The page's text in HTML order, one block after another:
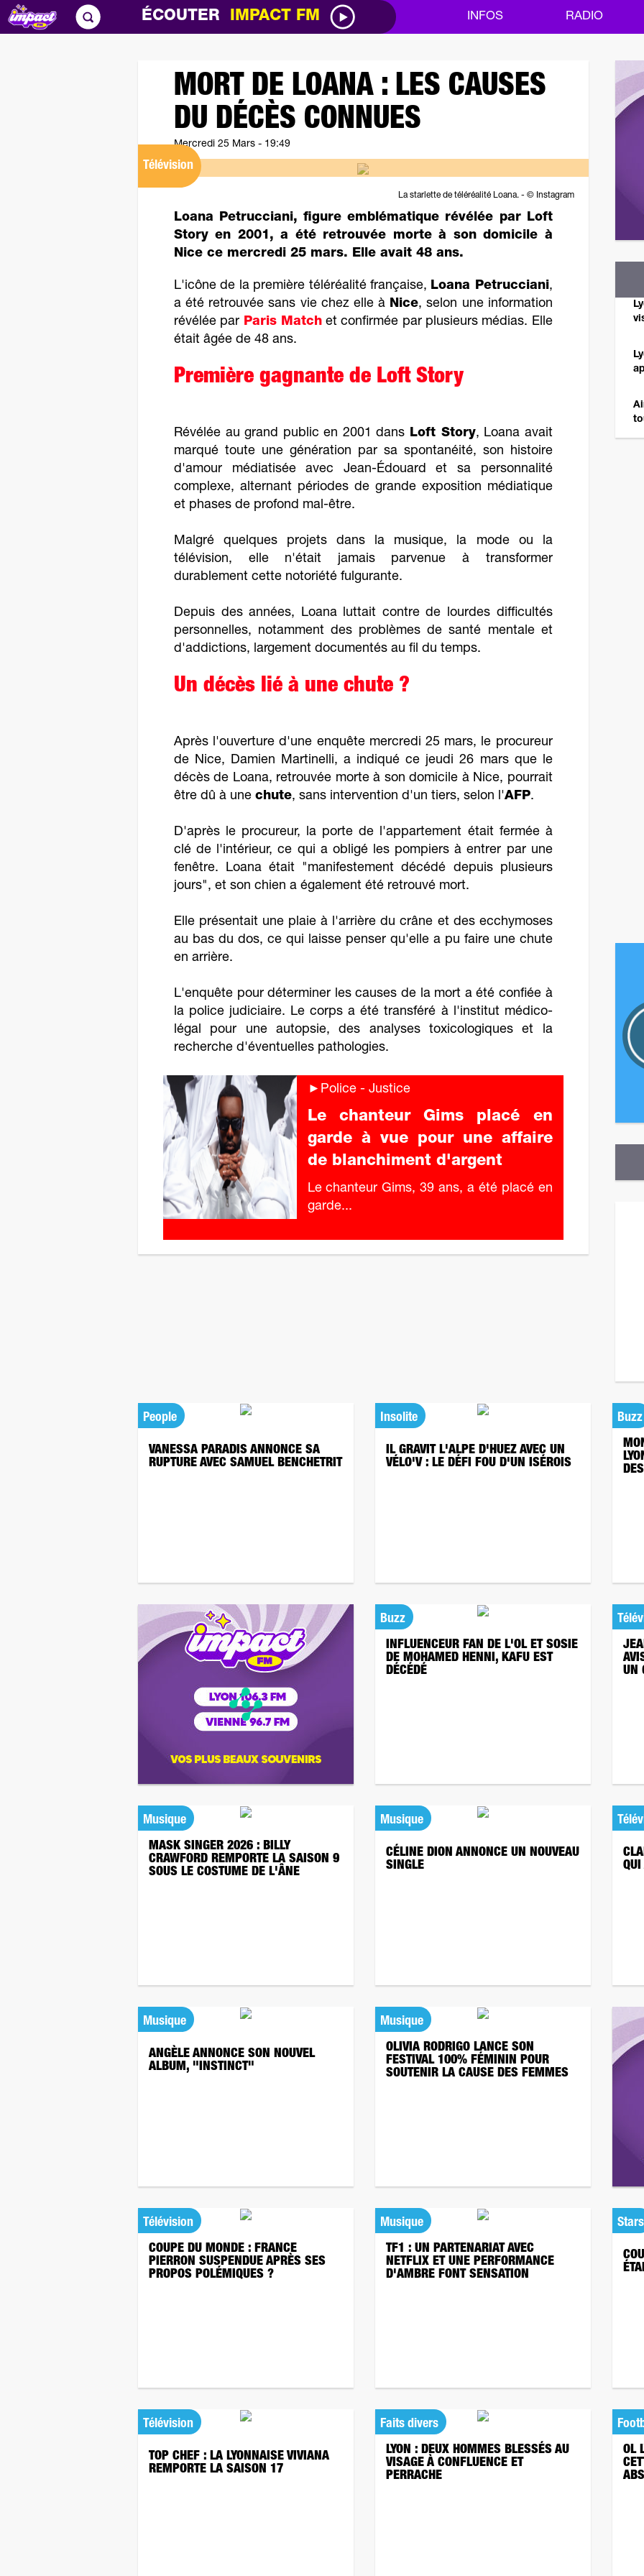
ÉCOUTER IMPACT FM INFOS RADIO
MORT DE LOANA : LES CAUSES
DU DÉCÈS CONNUES
Mercredi 25 Mars - 19:49
Télévision
La starlette de téléréalité Loana. - © Instagram
Loana Petrucciani, figure emblématique révélée par Loft
Story en 2001, a été retrouvée morte à son domicile à
Nice ce mercredi 25 mars. Elle avait 48 ans.
L'icône de la première téléréalité française, Loana Petrucciani,
a été retrouvée sans vie chez elle à Nice, selon une information
révélée par Paris Matchet confirmée par plusieurs médias. Elle
était âgée de 48 ans.
Première gagnante de Loft Story
Révélée au grand public en 2001 dans Loft Story, Loana avait
marqué toute une génération par sa spontanéité, son histoire
d'amour médiatisée avec Jean-Édouard et sa personnalité
complexe, alternant périodes de grande exposition médiatique
et phases de profond mal-être.
Malgré quelques projets dans la musique, la mode ou la
télévision, elle n'était jamais parvenue à transformer
durablement cette notoriété fulgurante.
Depuis des années, Loana luttait contre de lourdes difficultés
personnelles, notamment des problèmes de santé mentale et
d'addictions, largement documentés au fil du temps.
Un décès lié à une chute ?
Après l'ouverture d'une enquête mercredi 25 mars, le procureur
de Nice, Damien Martinelli, a indiqué ce jeudi 26 mars que le
décès de Loana, retrouvée morte à son domicile à Nice, pourrait
être dû à une chute, sans intervention d'un tiers, selon l'AFP.
D'après le procureur, la porte de l'appartement était fermée à
clé de l'intérieur, ce qui a obligé les pompiers à entrer par une
fenêtre. Loana était "manifestement décédé depuis plusieurs
jours", et son chien a également été retrouvé mort.
Elle présentait une plaie à l'arrière du crâne et des ecchymoses
au bas du dos, ce qui laisse penser qu'elle a pu faire une chute
en arrière.
L'enquête pour déterminer les causes de la mort a été confiée à
la police judiciaire. Le corps a été transféré à l'institut médico-
légal pour une autopsie, des analyses toxicologiques et la
recherche d'éventuelles pathologies.
►Police - Justice
Le chanteur Gims placé en
garde à vue pour une affaire
de blanchiment d'argent
Le chanteur Gims, 39 ans, a été placé en
garde...
People
VANESSA PARADIS ANNONCE SA
RUPTURE AVEC SAMUEL BENCHETRIT
Insolite
IL GRAVIT L'ALPE D'HUEZ AVEC UN
VÉLO'V : LE DÉFI FOU D'UN ISÉROIS
Buzz
Buzz
INFLUENCEUR FAN DE L'OL ET SOSIE
DE MOHAMED HENNI, KAFU EST
DÉCÉDÉ
UN
Musique
MASK SINGER 2026 : BILLY
CRAWFORD REMPORTE LA SAISON 9
SOUS LE COSTUME DE L'ÂNE
Musique
CÉLINE DION ANNONCE UN NOUVEAU
SINGLE
Musique
ANGÈLE ANNONCE SON NOUVEL
ALBUM, "INSTINCT"
Musique
OLIVIA RODRIGO LANCE SON
FESTIVAL 100% FÉMININ POUR
SOUTENIR LA CAUSE DES FEMMES
Télévision
COUPE DU MONDE : FRANCE
PIERRON SUSPENDUE APRÈS SES
PROPOS POLÉMIQUES ?
Musique
TF1 : UN PARTENARIAT AVEC
NETFLIX ET UNE PERFORMANCE
D'AMBRE FONT SENSATION
Stars
Télévision
TOP CHEF : LA LYONNAISE VIVIANA
REMPORTE LA SAISON 17
Faits divers
LYON : DEUX HOMMES BLESSÉS AU
VISAGE À CONFLUENCE ET
PERRACHE
OL